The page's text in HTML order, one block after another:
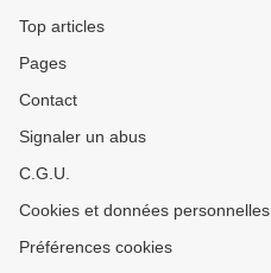
Top articles
Pages
Contact
Signaler un abus
C.G.U.
Cookies et données personnelles
Préférences cookies